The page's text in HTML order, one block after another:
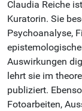
Claudia Reiche
Kuratorin. Sie
Psychoanalyse,
Auswirkungen
lehrt sie im
publiziert.
Fotoarbeiten,